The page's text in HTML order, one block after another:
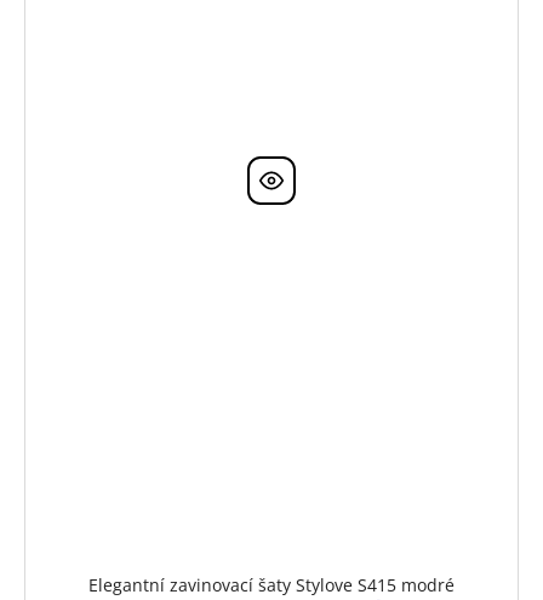
Elegantní zavinovací šaty Stylove S415 modré